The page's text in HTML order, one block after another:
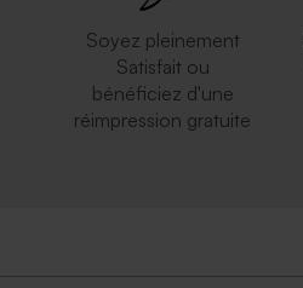
Soyez pleinement
Satisfait ou
bénéficiez d'une
réimpression gratuite